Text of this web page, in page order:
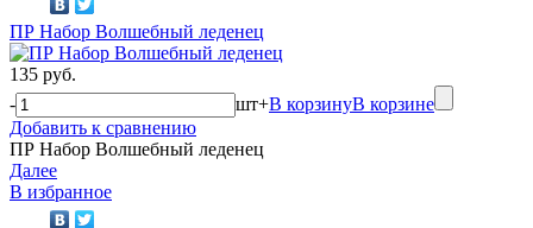
ПР Набор Волшебный леденец
135 руб.
-
шт+В корзинуВ корзине
Добавить к сравнению
ПР Набор Волшебный леденец
Далее
В избранное